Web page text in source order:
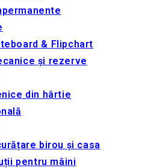
& Flipchart
și rezerve
din hârtie
birou și casa
pentru mâini